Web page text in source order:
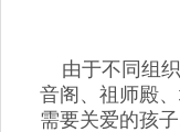
由于不同组织
音阁、祖师殿
需要关爱的孩